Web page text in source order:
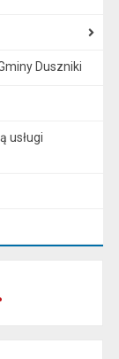
Duszniki
usługi